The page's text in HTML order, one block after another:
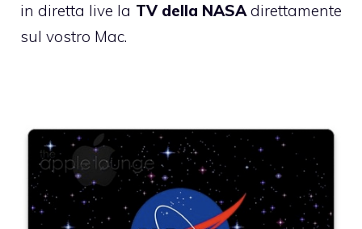
in diretta live la TV della NASAdirettamente
sul vostro Mac.